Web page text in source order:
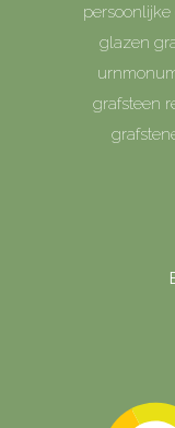
glazen
grafsteen